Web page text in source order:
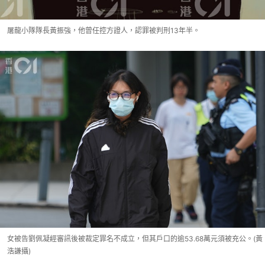
屠龍小隊隊長黃振強，他曾任控方證人，認罪被判刑13年半。
女被告劉佩凝經審訊後被裁定罪名不成立，但其戶口的逾53.68萬元須被充公。(黃
浩謙攝)